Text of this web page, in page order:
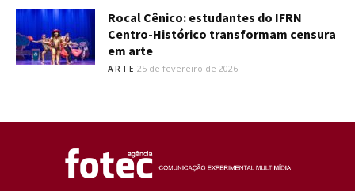
Rocal Cênico: estudantes do IFRN
Centro-Histórico transformam censura
em arte
ARTE 25 de fevereiro de 2026